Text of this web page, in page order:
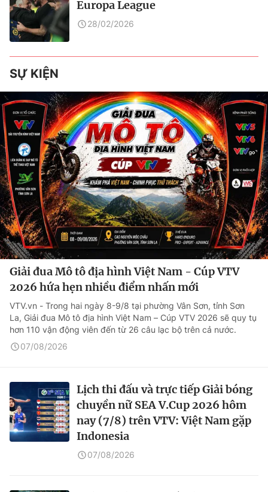
Europa League
28/02/2026
SỰ KIỆN
Giải đua Mô tô địa hình Việt Nam - Cúp VTV
2026 hứa hẹn nhiều điểm nhấn mới
VTV.vn - Trong hai ngày 8-9/8 tại phường Vân Sơn, tỉnh Sơn
La, Giải đua Mô tô địa hình Việt Nam – Cúp VTV 2026 sẽ quy tụ
hơn 110 vận động viên đến từ 26 câu lạc bộ trên cả nước.
07/08/2026
Lịch thi đấu và trực tiếp Giải bóng
chuyền nữ SEA V.Cup 2026 hôm
nay (7/8) trên VTV: Việt Nam gặp
Indonesia
07/08/2026